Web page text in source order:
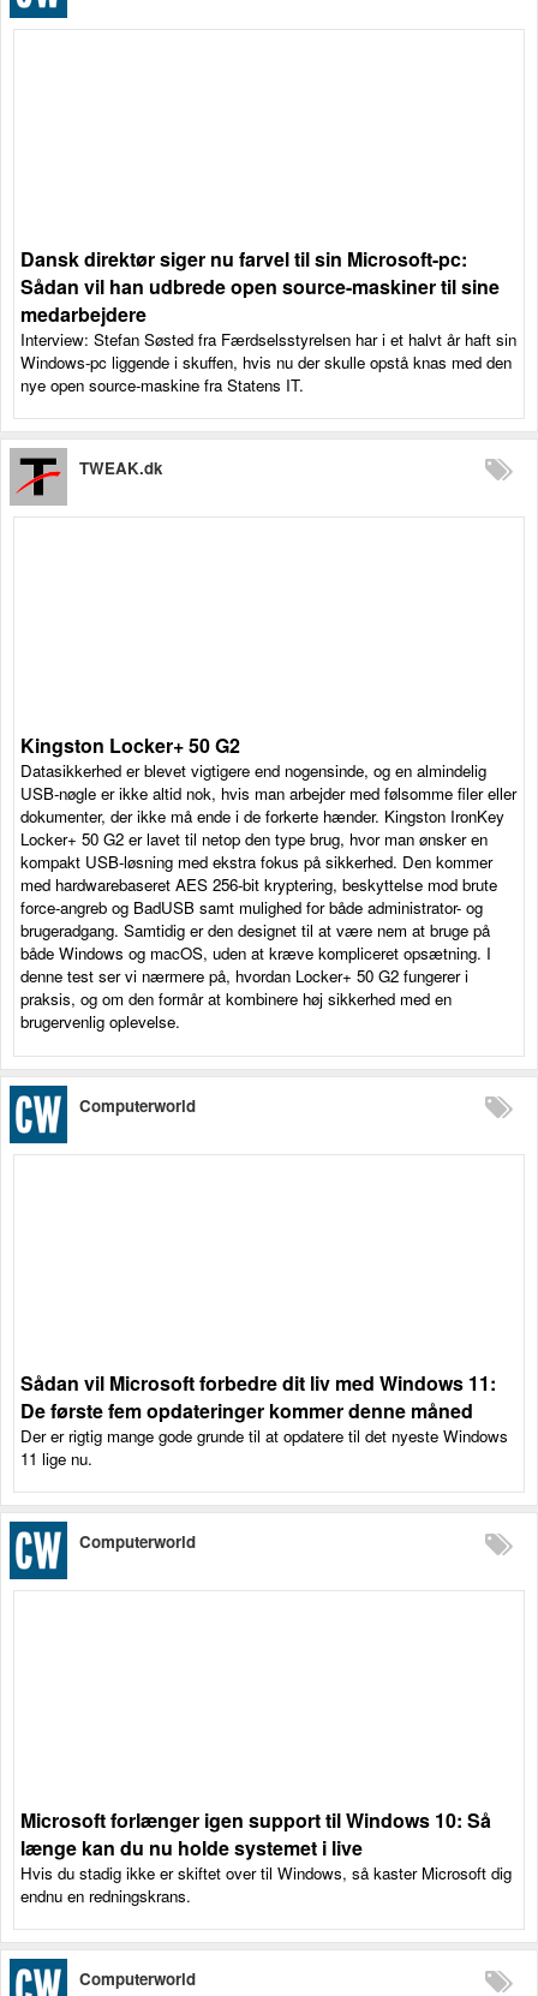
Dansk direktør siger nu farvel til sin Microsoft-pc:
Sådan vil han udbrede open source-maskiner til sine
medarbejdere
Interview: Stefan Søsted fra Færdselsstyrelsen har i et halvt år haft sin
Windows-pc liggende i skuffen, hvis nu der skulle opstå knas med den
nye open source-maskine fra Statens IT.
TWEAK.dk
Kingston Locker+ 50 G2
Datasikkerhed er blevet vigtigere end nogensinde, og en almindelig
USB-nøgle er ikke altid nok, hvis man arbejder med følsomme filer eller
dokumenter, der ikke må ende i de forkerte hænder. Kingston IronKey
Locker+ 50 G2 er lavet til netop den type brug, hvor man ønsker en
kompakt USB-løsning med ekstra fokus på sikkerhed. Den kommer
med hardwarebaseret AES 256-bit kryptering, beskyttelse mod brute
force-angreb og BadUSB samt mulighed for både administrator- og
brugeradgang. Samtidig er den designet til at være nem at bruge på
både Windows og macOS, uden at kræve kompliceret opsætning. I
denne test ser vi nærmere på, hvordan Locker+ 50 G2 fungerer i
praksis, og om den formår at kombinere høj sikkerhed med en
brugervenlig oplevelse.
Computerworld
Sådan vil Microsoft forbedre dit liv med Windows 11:
De første fem opdateringer kommer denne måned
Der er rigtig mange gode grunde til at opdatere til det nyeste Windows
11 lige nu.
Computerworld
Microsoft forlænger igen support til Windows 10: Så
længe kan du nu holde systemet i live
Hvis du stadig ikke er skiftet over til Windows, så kaster Microsoft dig
endnu en redningskrans.
Computerworld